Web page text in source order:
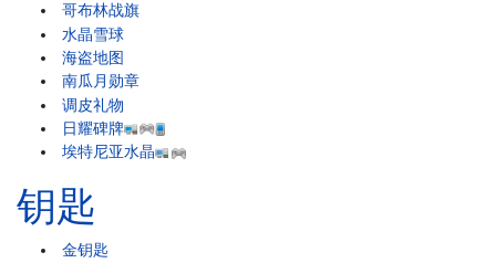
哥布林战旗
水晶雪球
海盗地图
南瓜月勋章
调皮礼物
日耀碑牌
埃特尼亚水晶
钥匙
金钥匙